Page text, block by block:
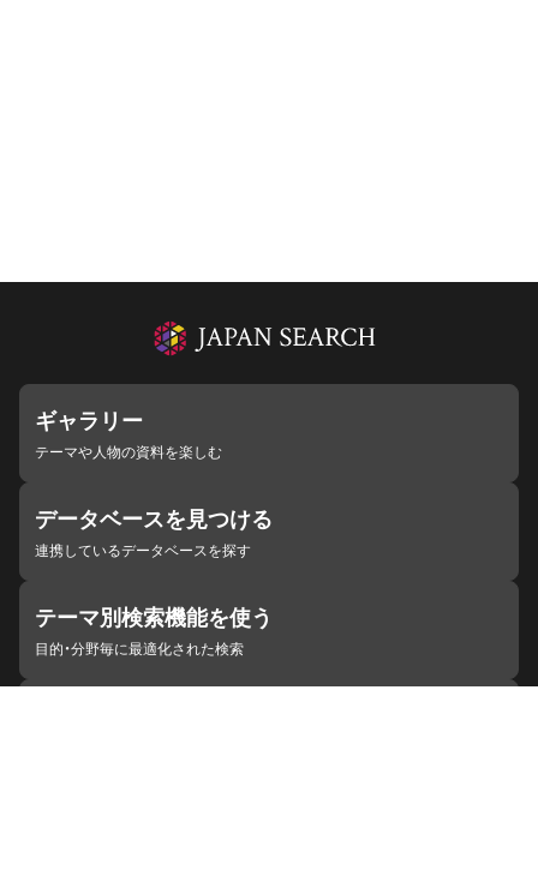
ギャラリー
テーマや人物の資料を楽しむ
データベースを見つける
連携しているデータベースを探す
テーマ別検索機能を使う
目的・分野毎に最適化された検索